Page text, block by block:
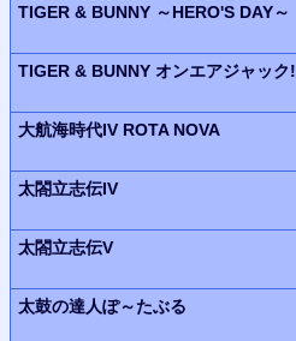
TIGER & BUNNY ～HERO'S DAY～
TIGER & BUNNY オンエアジャック!
大航海時代IV ROTA NOVA
太閤立志伝IV
太閤立志伝V
太鼓の達人ぽ～たぶる